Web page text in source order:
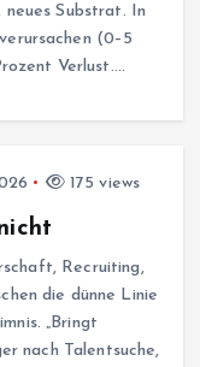
Substrat. In
(0–5
Verlust.…
175 views
Recruiting,
die dünne Linie
„Bringt
nach Talentsuche,